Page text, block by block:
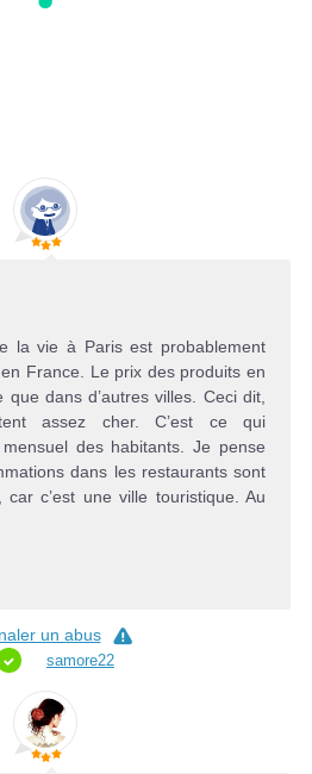
la vie à Paris est probablement
en France. Le prix des produits en
que dans d’autres villes. Ceci dit,
assez cher. C’est ce qui
des habitants. Je pense
dans les restaurants sont
c’est une ville touristique. Au
un abus
samore22